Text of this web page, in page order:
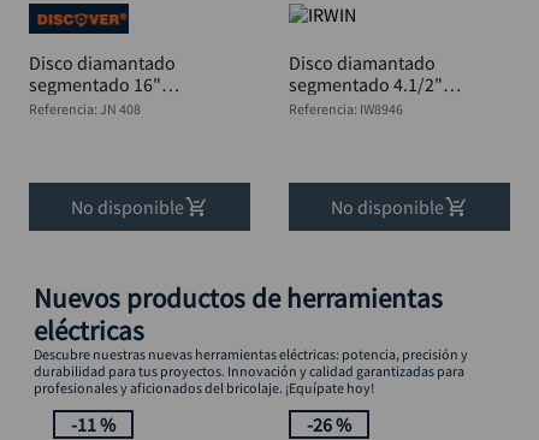
Disco diamantado
segmentado 16"
DISCOVER 3.2x8x25.4
Referencia: JN 408
No disponible
Disco diamantado
segmentado 4.1/2"
IRWIN IW8946
Referencia: IW8946
No disponible
Nuevos productos de herramientas
eléctricas
Descubre nuestras nuevas herramientas eléctricas: potencia, precisión y
durabilidad para tus proyectos. Innovación y calidad garantizadas para
profesionales y aficionados del bricolaje. ¡Equípate hoy!
-11 % -26 %